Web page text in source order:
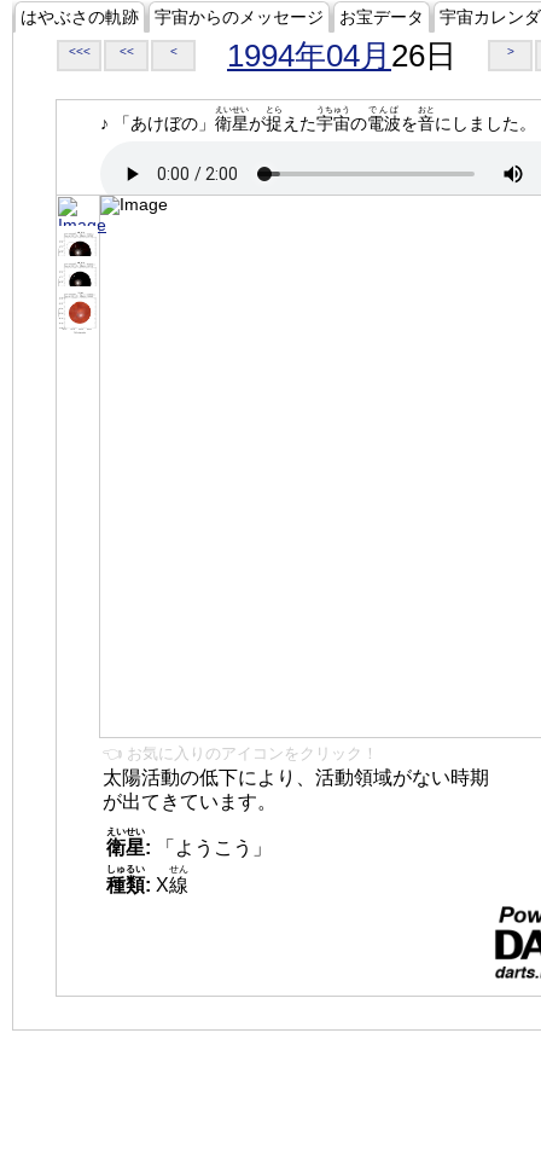
はやぶさの軌跡 宇宙からのメッセージ お宝データ 宇宙カレン
<<< << < 1994年04月 26日 >
♪ 「あけぼの」 衛星
えいせい
が捉
とら
えた宇宙
うちゅう
の電波
でんぱ
を音
おと
にしました。
👈 お気に入りのアイコンをクリック！
太陽活動の低下により、活動領域がない時期
が出てきています。
衛星
えいせい
:
「ようこう」
種類
しゅるい
: X線
せん